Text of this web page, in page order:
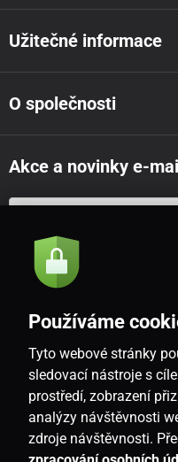
Užitečné informace
O společnosti
Akce a novinky e-
Souhlasím se
CZ
Používáme
Tyto webové stránky
sledovací nástroje s
prostředí, zobrazení
analýzy návštěvnosti
zdroje návštěvnosti.